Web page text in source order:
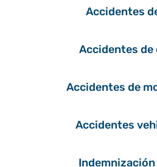
Accidentes
Accidentes de
Accidentes de
Accidentes